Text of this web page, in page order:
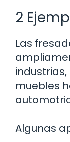
2
Las
muebles
Algunas